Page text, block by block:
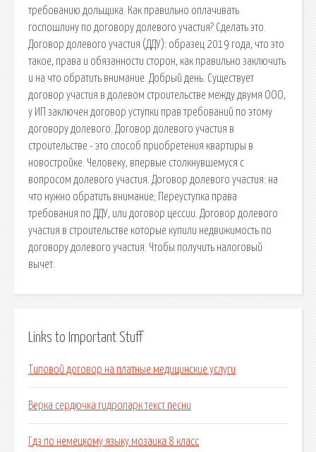
требованию дольщика. Как правильно оплачивать
госпошлину по договору долевого участия? Сделать это.
Договор долевого участия (ДДУ): образец 2019 года, что это
такое, права и обязанности сторон, как правильно заключить
и на что обратить внимание. Добрый день. Существует
договор участия в долевом строительстве между двумя ООО,
у ИП заключен договор уступки прав требований по этому
договору долевого. Договор долевого участия в
строительстве - это способ приобретения квартиры в
новостройке. Человеку, впервые столкнувшемуся с
вопросом долевого участия. Договор долевого участия: на
что нужно обратить внимание; Переуступка права
требования по ДДУ, или договор цессии. Договор долевого
участия в строительстве которые купили недвижимость по
договору долевого участия. Чтобы получить налоговый
вычет.
Links to Important Stuff
Типовой договор на платные медицинские услуги
Верка сердючка гидропарк текст песни
Гдз по немецкому языку мозаика 8 класс